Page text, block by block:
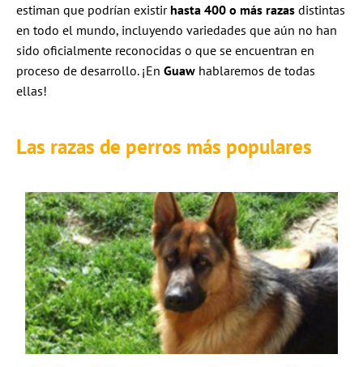
estiman que podrían existirhasta 400 o más razas distintas
en todo el mundo, incluyendo variedades que aún no han
sido oficialmente reconocidas o que se encuentran en
proceso de desarrollo. ¡En Guaw hablaremos de todas
ellas!
Las razas de perros más populares